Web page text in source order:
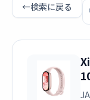
←検索に戻る